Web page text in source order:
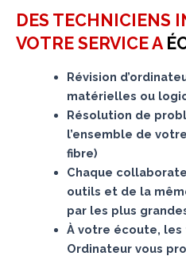
DES TECHNICIENS
VOTRE SERVICE A
Révision
matérielles ou
Résolution de
l’ensemble de
fibre)
Chaque
outils et de la
par les plus
À votre écoute,
Ordinateur vous